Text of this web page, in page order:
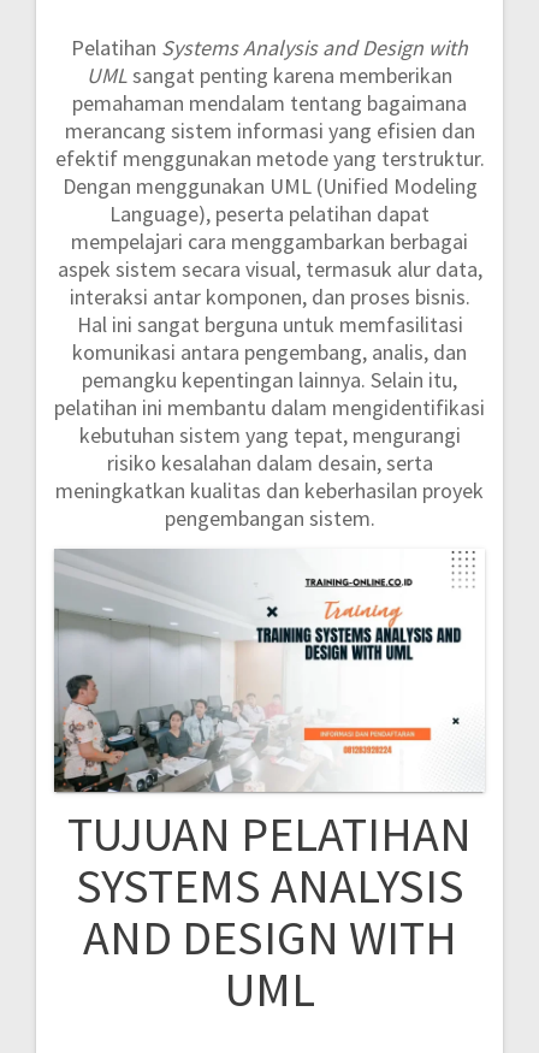
Pelatihan Systems Analysis and Design with
UMLsangat penting karena memberikan
pemahaman mendalam tentang bagaimana
merancang sistem informasi yang efisien dan
efektif menggunakan metode yang terstruktur.
Dengan menggunakan UML (Unified Modeling
Language), peserta pelatihan dapat
mempelajari cara menggambarkan berbagai
aspek sistem secara visual, termasuk alur data,
interaksi antar komponen, dan proses bisnis.
Hal ini sangat berguna untuk memfasilitasi
komunikasi antara pengembang, analis, dan
pemangku kepentingan lainnya. Selain itu,
pelatihan ini membantu dalam mengidentifikasi
kebutuhan sistem yang tepat, mengurangi
risiko kesalahan dalam desain, serta
meningkatkan kualitas dan keberhasilan proyek
pengembangan sistem.
TUJUAN PELATIHAN
SYSTEMS ANALYSIS
AND DESIGN WITH
UML